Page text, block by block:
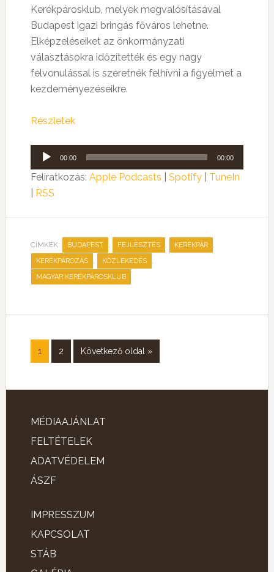
Kerékpárosklub, melyek megvalósításával
Budapest igazi bringás főváros lehetne.
Elképzeléseiket az önkormányzati
választásokra időzítették és egy nagy
felvonulással is szeretnék felhívni a figyelmet a
kezdeményezéseikre.
Részletek
Audió
lejátszó
00:00 00:00
Feliratkozás: Apple Podcasts Spotify| TuneIn
RSS
CÍMKÉK: BUDAPEST , FEJLESZTÉS , KERÉKPÁR ,
KERÉKPÁROZÁS , KÖZLEKEDÉS ,
MAGYAR KERÉKPÁROSKLUB
1 2 Következő oldal »
MÉDIAAJÁNLAT
FELTÉTELEK
ADATVÉDELEM
ÁSZF
IMPRESSZUM
KAPCSOLAT
STÁB